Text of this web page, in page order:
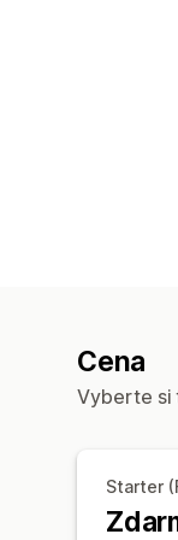
Cena
Vyberte si
Starter